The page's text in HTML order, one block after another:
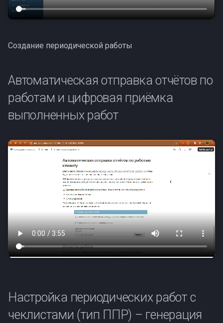
Создание периодической работы
Автоматическая отправка отчётов по
работам и цифровая приёмка
выполненных работ
Настройка периодических работ с
чеклистами (тип ППР) – генерация